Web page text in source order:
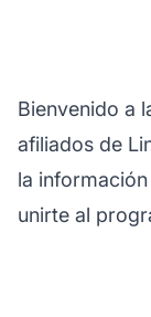
Bienvenido a
afiliados de
la
unirte al